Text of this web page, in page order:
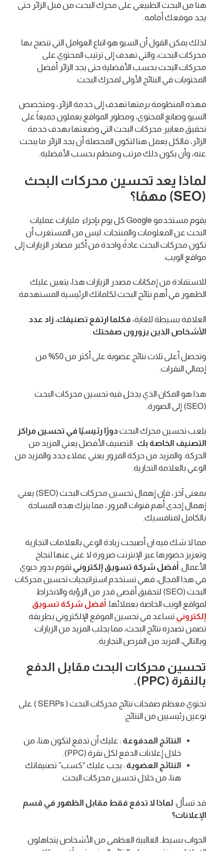
هنا من البحث الطبيعي على محرك البحث من قبل الزائر حتى
يجد موقعك أمامه.
لذلك يمكن القول أن السيو هو اتباع العوامل التي تنصح بها
محركات البحث، والتي تهدف إلى ترتيب المحتوي على
محركات البحث بحسب الأفضلية حتى يجد الزائر أفضل
المحتويات في النتائج الأولى لمحرك البحث.
فهذه المنظومة برمتها تهدف إلى خدمة الزائر، ومتخصص
السيو وصانع المحتوى، ومطور المواقع يعملون جميعاً على
تحقيق معايير محركات البحث التي وضعتها بهدف خدمة
الزائر، فالكل يعمل هنا لتكون المحصلة أن يجد الزائر ما يبحث
عنه، وأن يكون ذلك مرتب ومنظم بحسب الأفضلية.
لماذا يعد تحسين محركات البحث
(SEO) مهمًا؟
يقوم مستخدمو Google كل يوم بإجراء مليارات عمليات
البحث عن المعلومات والمنتجات. ليس من المستغرب أن
تكون محركات البحث عادةً واحدة من أكبر مصادر الزيارات إلى
مواقع الويب.
للاستفادة من إمكانات مصدر الزيارات هذا، يتعين عليك
الظهور في أهم نتائج البحث لكلماتك الرئيسية المستهدفة.
العلاقة بسيطة للغاية، فكلما ارتفع تصنيفك، زاد عدد
الأشخاص الذين يزورون صفحتك .
وتحصل أعلى ثلاث نتائج عضوية على أكثر من 50% من
إجمالي النقرات.
هذا هو المكان الذي يدخل فيه تحسين محركات البحث
(SEO) إلى الصورة.
يلعب تحسين محرك البحث دورًا رئيسيًا في تحسين مراكز
التصنيف الخاصة بك . التصنيف الأفضل يعني المزيد من
الحركة. والمزيد من حركة المرور يعني عملاء جدد والمزيد من
الوعي بالعلامة التجارية.
بمعنى آخر، فإن إهمال تحسين محركات البحث (SEO) يعني
إهمال إحدى أهم قنوات المرور، مما يترك هذه المساحة
بالكامل لمنافسيك.
مما لا شك فيه ان أصبحت زيادة الوعي بالعلامات التجارية
وتعزيز حضورها عبر الإنترنت ضرورة لا غنى عنها لنجاح
الأعمال. أفضل شركة تسويق إلكتروني تقوم بدور حيوي
في هذا المجال، فهي تستخدم استراتيجيات تحسين محركات
البحث (SEO) لتحقيق أقصى قدر من الرؤية والانخراط
لمواقع الويب الخاصة بعملائها. أفضل شركة تسويق
إلكتروني تساعد في تحسين الموقع الإلكتروني بطريقة
تضمن تصدره نتائج البحث، مما يجلب المزيد من الزيارات
وبالتالي، المزيد من الفرص التجارية.
تحسين محركات البحث مقابل الدفع
بالنقرة (PPC).
تحتوي معظم صفحات نتائج محركات البحث ( SERPs ) على
نوعين رئيسيين من النتائج:
النتائج المدفوعة : عليك أن تدفع لتكون هنا، من
خلال إعلانات الدفع لكل نقرة (PPC).
النتائج العضوية : يجب عليك “كسب” تصنيفاتك
هنا، من خلال تحسين محركات البحث.
قد تسأل: لماذا لا تدفع فقط مقابل الظهور في قسم
الإعلانات؟
الجواب بسيط. الغالبية العظمى من الأشخاص يتجاهلون